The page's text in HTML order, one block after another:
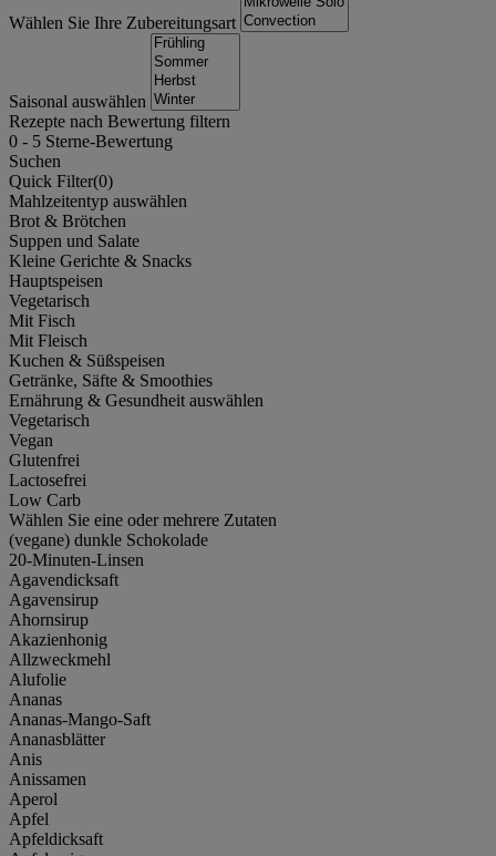
Wählen Sie Ihre Zubereitungsart
Saisonal auswählen
Rezepte nach Bewertung filtern
0 - 5 Sterne-Bewertung
Suchen
Quick Filter(0)
Mahlzeitentyp auswählen
Brot & Brötchen
Suppen und Salate
Kleine Gerichte & Snacks
Hauptspeisen
Vegetarisch
Mit Fisch
Mit Fleisch
Kuchen & Süßspeisen
Getränke, Säfte & Smoothies
Ernährung & Gesundheit auswählen
Vegetarisch
Vegan
Glutenfrei
Lactosefrei
Low Carb
Wählen Sie eine oder mehrere Zutaten
(vegane) dunkle Schokolade
20-Minuten-Linsen
Agavendicksaft
Agavensirup
Ahornsirup
Akazienhonig
Allzweckmehl
Alufolie
Ananas
Ananas-Mango-Saft
Ananasblätter
Anis
Anissamen
Aperol
Apfel
Apfeldicksaft